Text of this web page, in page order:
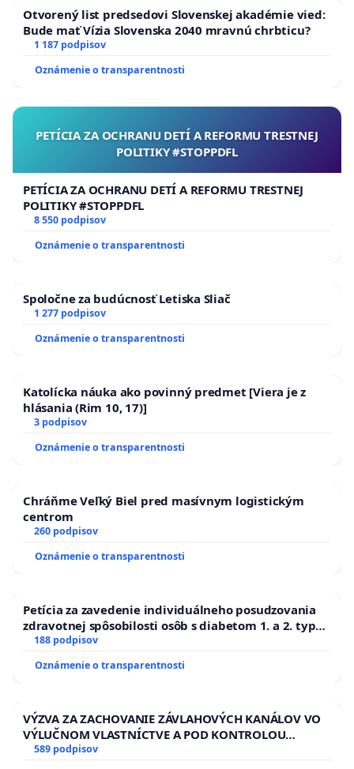
Otvorený list predsedovi Slovenskej akadémie vied:
Bude mať Vízia Slovenska 2040 mravnú chrbticu?
1 187 podpisov
Oznámenie o transparentnosti
PETÍCIA ZA OCHRANU DETÍ A REFORMU TRESTNEJ
POLITIKY #STOPPDFL
PETÍCIA ZA OCHRANU DETÍ A REFORMU TRESTNEJ
POLITIKY #STOPPDFL
8 550 podpisov
Oznámenie o transparentnosti
Spoločne za budúcnosť Letiska Sliač
1 277 podpisov
Oznámenie o transparentnosti
Katolícka náuka ako povinný predmet [Viera je z
hlásania (Rim 10, 17)]
3 podpisov
Oznámenie o transparentnosti
Chráňme Veľký Biel pred masívnym logistickým
centrom
260 podpisov
Oznámenie o transparentnosti
Petícia za zavedenie individuálneho posudzovania
zdravotnej spôsobilosti osôb s diabetom 1. a 2. typu
pri prijímaní do Policajného zboru SR
188 podpisov
Oznámenie o transparentnosti
VÝZVA ZA ZACHOVANIE ZÁVLAHOVÝCH KANÁLOV VO
VÝLUČNOM VLASTNÍCTVE A POD KONTROLOU
SLOVENSKEJ REPUBLIKY & žiadosť na riešenie
589 podpisov